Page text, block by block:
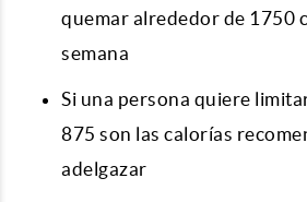
quemar alrededor de 1750
semana
Si una persona quiere
875 son las calorías
adelgazar